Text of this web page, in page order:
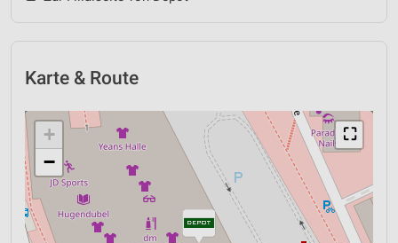
Karte & Route
⛶
+
−